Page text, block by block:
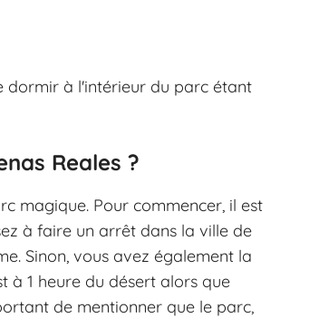
dormir à l'intérieur du parc étant
Reales ?
magique. Pour commencer, il est
à faire un arrêt dans la ville de
Sinon, vous avez également la
à 1 heure du désert alors que
de mentionner que le parc,